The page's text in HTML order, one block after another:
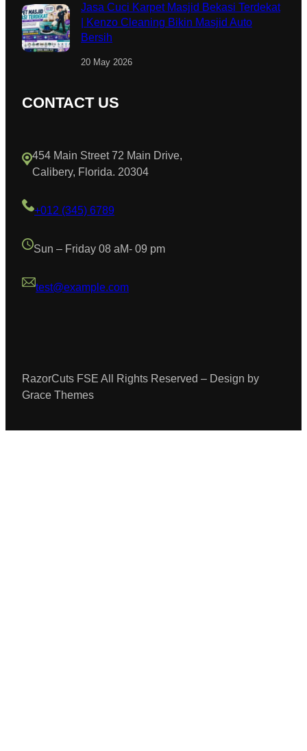
Jasa Cuci Karpet Masjid Bekasi Terdekat
| Kenzo Cleaning Bikin Masjid Auto
Bersih
20 May 2026
CONTACT US
454 Main Street 72 Main Drive,
Calibery, Florida. 20304
+012 (345) 6789
Sun – Friday 08 aM- 09 pm
test@example.com
RazorCuts FSE All Rights Reserved – Design by
Grace Themes